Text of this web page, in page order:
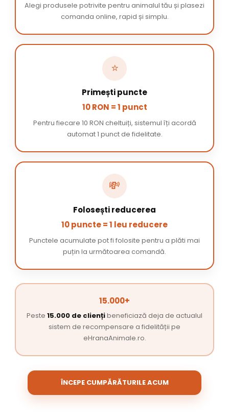
Alegi produsele potrivite pentru animalul tău și plasezi
comanda online, rapid și simplu.
⭐
Primești puncte
10 RON = 1 punct
Pentru fiecare 10 RON cheltuiți, sistemul îți acordă
automat 1 punct de fidelitate.
💸
Folosești reducerea
10 puncte = 1 leu reducere
Punctele acumulate pot fi folosite pentru a plăti mai
puțin la următoarea comandă.
15.000+
Peste 15.000 de cliențibeneficiază deja de actualul
sistem de recompensare a fidelității pe
eHranaAnimale.ro.
ÎNCEPE CUMPĂRĂTURILE ACUM